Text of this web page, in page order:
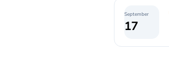
September
17